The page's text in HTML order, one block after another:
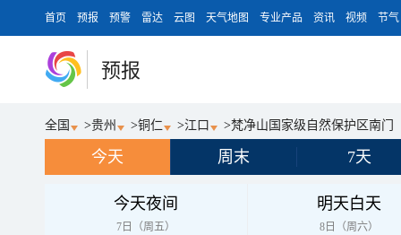
首页 预报 预警 雷达 云图 天气地图 专业产品 资讯 视频 节气
预报
全国 >贵州 >铜仁 >江口 >梵净山国家级自然保护区南门
今天 周末 7天
今天夜间
7日（周五）
明天白天
8日（周六）